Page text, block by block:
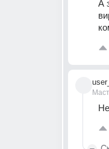
А